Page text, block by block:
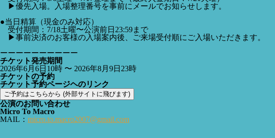
▶︎優先入場。入場整理番号を事前にメールでお知らせします。
●当日精算（現金のみ対応）
受付期間：7/18土曜〜公演前日23:59まで
▶︎事前決済のお客様の入場案内後、ご来場受付順にご入場いただきます。
ーーーーーーーーーー
チケット発売期間
2026年6月6日10時 〜 2026年8月9日23時
チケットの予約
チケット予約ページヘのリンク
ご予約はこちらから (外部サイトに飛びます)
公演のお問い合わせ
Micro To Macro
MAIL： micro.to.macro2007@gmail.com